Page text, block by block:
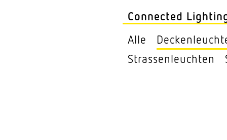
Decken­leuchten
Pendel­leuchten
Connected
Alle
Stras­sen­leuchten